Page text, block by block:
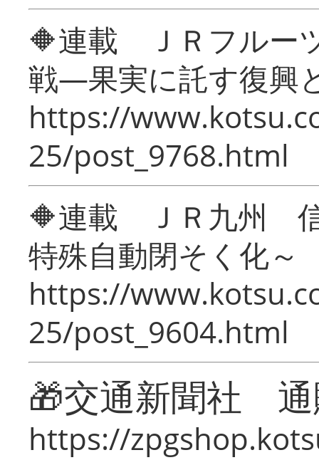
🔶連載 ＪＲフルー
戦―果実に託す復興
https://
25/post_9768.html
🔶連載 ＪＲ九州 信
特殊自動閉そく化～
https://
25/post_9604.html
🎁交通新聞社
https://